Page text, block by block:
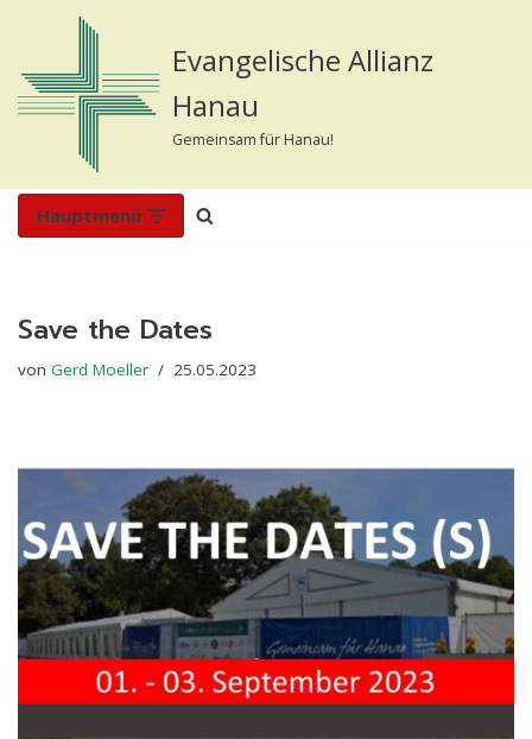
Inhalt
springen
Evangelische Allianz
Hanau
Gemeinsam für Hanau!
Hauptmenü
Save the Dates
von Gerd Moeller 25.05.2023